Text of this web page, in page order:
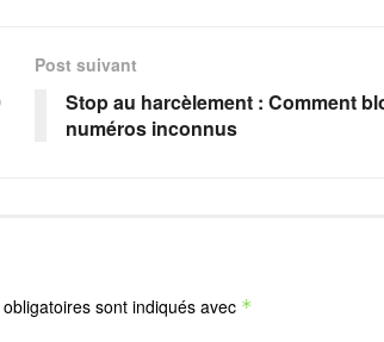
Post suivant
Stop au harcèlement : Comment
numéros inconnus
sont indiqués avec *